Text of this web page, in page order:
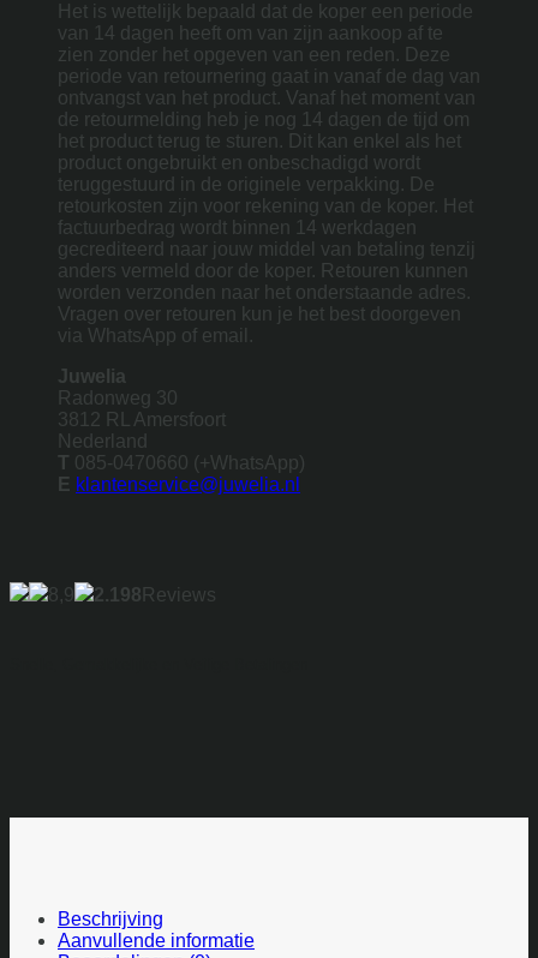
Het is wettelijk bepaald dat de koper een periode
van 14 dagen heeft om van zijn aankoop af te
zien zonder het opgeven van een reden. Deze
periode van retournering gaat in vanaf de dag van
ontvangst van het product. Vanaf het moment van
de retourmelding heb je nog 14 dagen de tijd om
het product terug te sturen. Dit kan enkel als het
product ongebruikt en onbeschadigd wordt
teruggestuurd in de originele verpakking. De
retourkosten zijn voor rekening van de koper. Het
factuurbedrag wordt binnen 14 werkdagen
gecrediteerd naar jouw middel van betaling tenzij
anders vermeld door de koper. Retouren kunnen
worden verzonden naar het onderstaande adres.
Vragen over retouren kun je het best doorgeven
via WhatsApp of email.
Juwelia
Radonweg 30
3812 RL Amersfoort
Nederland
T 085-0470660 (+WhatsApp)
E klantenservice@juwelia.nl
8,9 2.198 Reviews
Beschrijving
Aanvullende informatie